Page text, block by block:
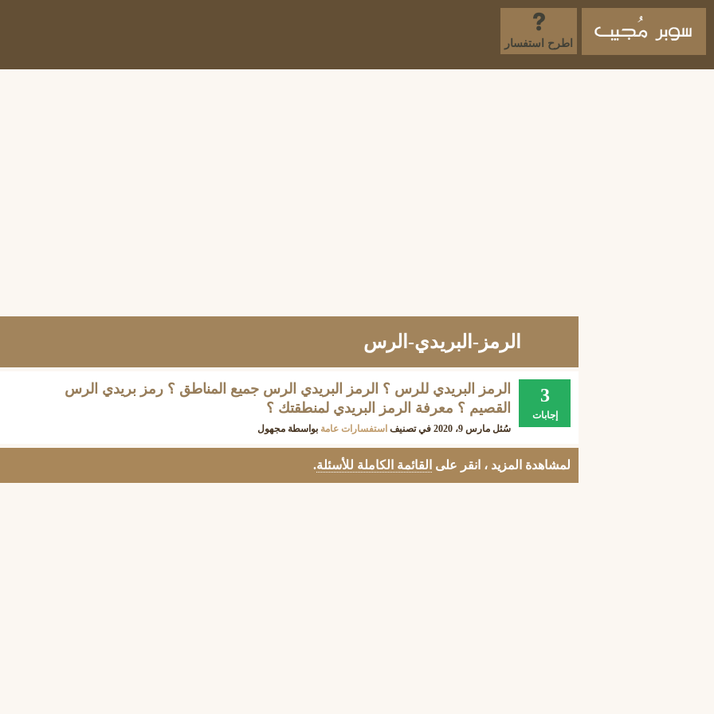
اطرح استفسار
الرمز-البريدي-الرس
3
إجابات
الرمز البريدي للرس ؟ الرمز البريدي الرس جميع المناطق ؟ رمز بريدي الرس
القصيم ؟ معرفة الرمز البريدي لمنطقتك ؟
سُئل مارس 9، 2020 في تصنيف استفسارات عامة بواسطة مجهول
لمشاهدة المزيد ، انقر على القائمة الكاملة للأسئلة.